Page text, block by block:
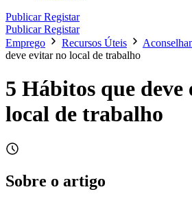
PublicarRegistar
PublicarRegistar
Emprego
Recursos Úteis
deve evitar no local de trabalho
5 Hábitos que deve
local de trabalho
Sobre o artigo